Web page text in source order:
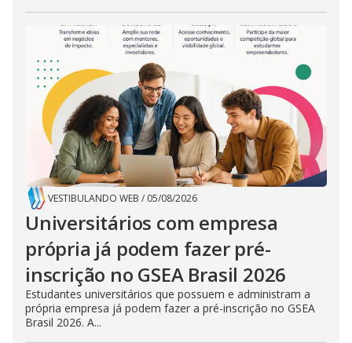
VESTIBULANDO WEB / 05/08/2026
Universitários com empresa
própria já podem fazer pré-
inscrição no GSEA Brasil 2026
Estudantes universitários que possuem e administram a
própria empresa já podem fazer a pré-inscrição no GSEA
Brasil 2026. A...